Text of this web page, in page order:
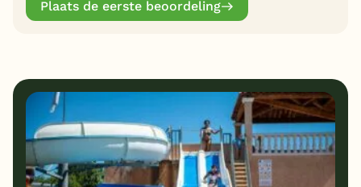
Plaats de eerste beoordeling